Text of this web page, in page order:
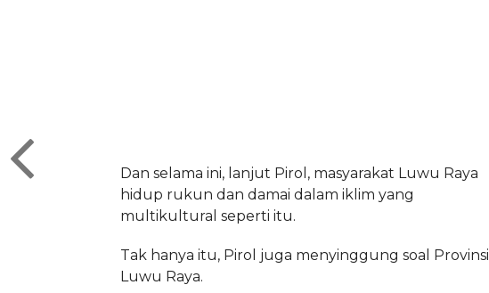
Dan selama ini, lanjut Pirol, masyarakat Luwu Raya
hidup rukun dan damai dalam iklim yang
multikultural seperti itu.
Tak hanya itu, Pirol juga menyinggung soal Provinsi
Luwu Raya.